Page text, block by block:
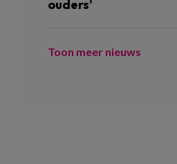
ouders’
Toon meer nieuws